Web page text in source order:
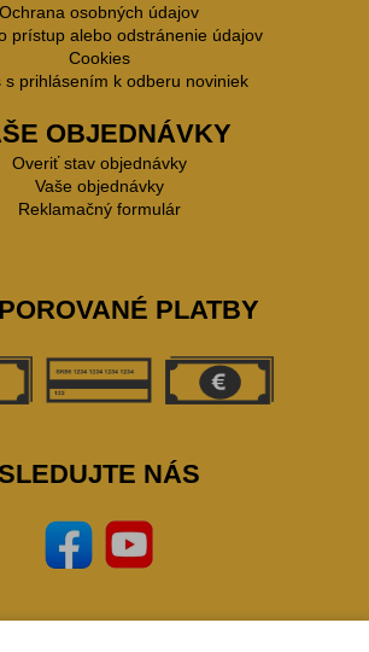
Ochrana osobných údajov
prístup alebo odstránenie údajov
Cookies
s prihlásením k odberu noviniek
OBJEDNÁVKY
Overiť stav objednávky
Vaše objednávky
Reklamačný formulár
PLATBY
NÁS